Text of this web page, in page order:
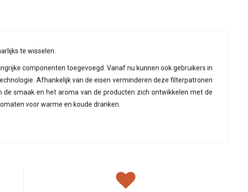
te wisselen.
componenten toegevoegd. Vanaf nu kunnen ook gebruikers in
Afhankelijk van de eisen verminderen deze filterpatronen
smaak en het aroma van de producten zich ontwikkelen met de
voor warme en koude dranken.